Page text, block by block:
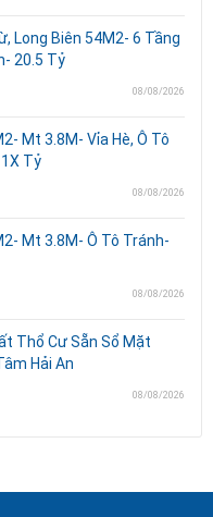
Long Biên 54M2- 6 Tầng
20.5 Tỷ
08/08/2026
Mt 3.8M- Vỉa Hè, Ô Tô
Tỷ
08/08/2026
Mt 3.8M- Ô Tô Tránh-
08/08/2026
Thổ Cư Sẵn Sổ Mặt
Hải An
08/08/2026